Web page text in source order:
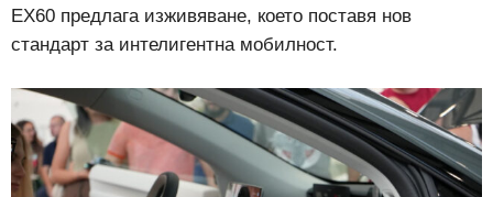
EX60 предлага изживяване, което поставя нов
стандарт за интелигентна мобилност.